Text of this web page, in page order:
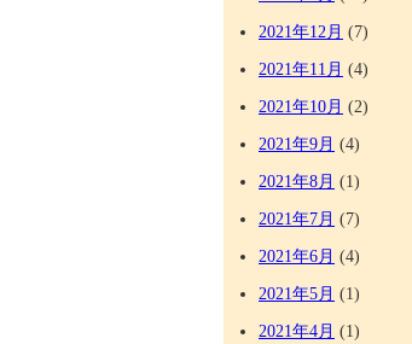
2021年12月 (7)
2021年11月 (4)
2021年10月 (2)
2021年9月 (4)
2021年8月 (1)
2021年7月 (7)
2021年6月 (4)
2021年5月 (1)
2021年4月 (1)